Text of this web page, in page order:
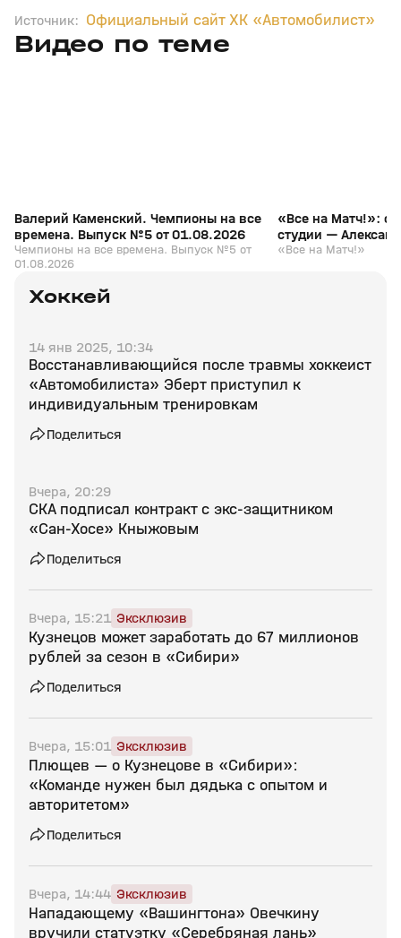
Источник: Официальный сайт ХК «Автомобилист»
Видео по теме
01 авг, 10:11
Валерий Каменский. Чемпионы на все
времена. Выпуск №5 от 01.08.2026
Чемпионы на все времена. Выпуск №5 от
01.08.2026
«Все на Матч!»:
студии —
«Все на Матч!»
Хоккей
14 янв 2025, 10:34
Восстанавливающийся после травмы хоккеист
«Автомобилиста» Эберт приступил к
индивидуальным тренировкам
Поделиться
Вчера, 20:29
СКА подписал контракт с экс‑защитником
«Сан‑Хосе» Кныжовым
Поделиться
Вчера, 15:21 Эксклюзив
Кузнецов может заработать до 67 миллионов
рублей за сезон в «Сибири»
Поделиться
Вчера, 15:01 Эксклюзив
Плющев — о Кузнецове в «Сибири»:
«Команде нужен был дядька с опытом и
авторитетом»
Поделиться
Вчера, 14:44 Эксклюзив
Нападающему «Вашингтона» Овечкину
вручили статуэтку «Серебряная лань»